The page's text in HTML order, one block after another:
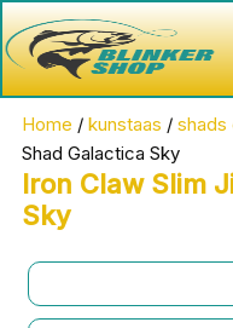
Ga
naar
de
inhoud
Home /kunstaas /shads
Shad Galactica Sky
Iron Claw Slim
Sky